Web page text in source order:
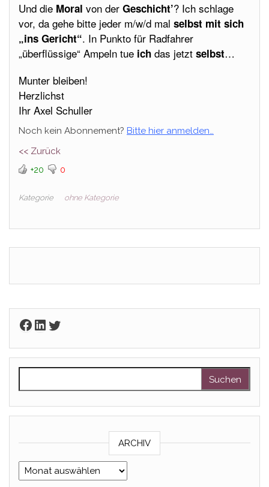
Und die Moral von der Geschicht’? Ich schlage
vor, da gehe bitte jeder m/w/d mal selbst mit sich
„ins Gericht“. In Punkto für Radfahrer
„überflüssige“ Ampeln tue ich das jetzt selbst…
Munter bleiben!
Herzlichst
Ihr Axel Schuller
Noch kein Abonnement? Bitte hier anmelden…
<< Zurück
+20 0
Kategorie ohne Kategorie
Facebook
LinkedIn
Twitter
ARCHIV
Archiv